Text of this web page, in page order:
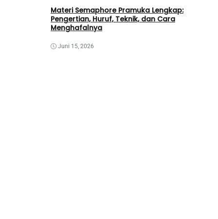
Materi Semaphore Pramuka Lengkap:
Pengertian, Huruf, Teknik, dan Cara
Menghafalnya
Juni 15, 2026